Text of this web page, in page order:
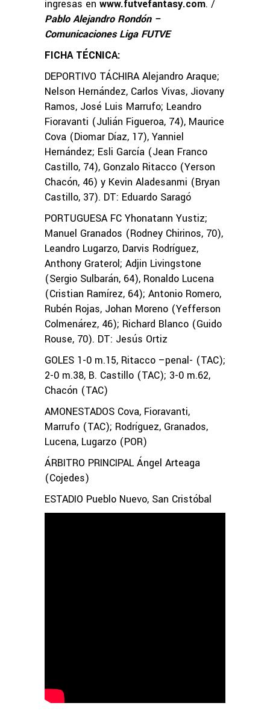
ingresas en www.futvefantasy.com. /
Pablo Alejandro Rondón –
Comunicaciones Liga FUTVE
FICHA TÉCNICA:
DEPORTIVO TÁCHIRA Alejandro Araque;
Nelson Hernández, Carlos Vivas, Jiovany
Ramos, José Luis Marrufo; Leandro
Fioravanti (Julián Figueroa, 74), Maurice
Cova (Diomar Díaz, 17), Yanniel
Hernández; Esli García (Jean Franco
Castillo, 74), Gonzalo Ritacco (Yerson
Chacón, 46) y Kevin Aladesanmi (Bryan
Castillo, 37). DT: Eduardo Saragó
PORTUGUESA FC Yhonatann Yustiz;
Manuel Granados (Rodney Chirinos, 70),
Leandro Lugarzo, Darvis Rodríguez,
Anthony Graterol; Adjin Livingstone
(Sergio Sulbarán, 64), Ronaldo Lucena
(Cristian Ramírez, 64); Antonio Romero,
Rubén Rojas, Johan Moreno (Yefferson
Colmenárez, 46); Richard Blanco (Guido
Rouse, 70). DT: Jesús Ortiz
GOLES 1-0 m.15, Ritacco –penal- (TAC);
2-0 m.38, B. Castillo (TAC); 3-0 m.62,
Chacón (TAC)
AMONESTADOS Cova, Fioravanti,
Marrufo (TAC); Rodríguez, Granados,
Lucena, Lugarzo (POR)
ÁRBITRO PRINCIPAL Ángel Arteaga
(Cojedes)
ESTADIO Pueblo Nuevo, San Cristóbal